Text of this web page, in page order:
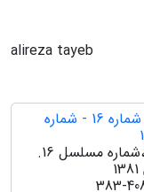
alireza tayeb
دوره 5، شماره 16 - شماره
383-